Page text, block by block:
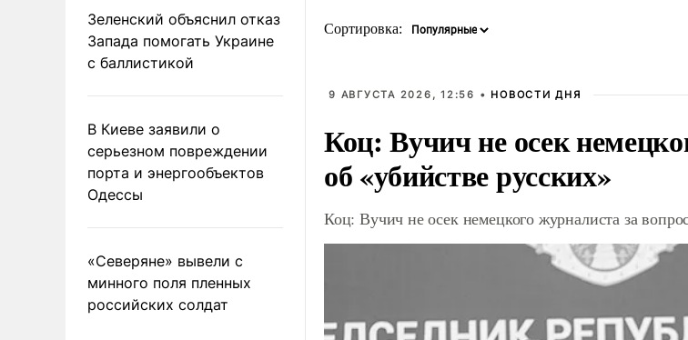
Зеленский объяснил отказ
Запада помогать Украине
с баллистикой
В Киеве заявили о
серьезном повреждении
порта и энергообъектов
Одессы
«Северяне» вывели с
минного поля пленных
российских солдат
Сортировка:
9 АВГУСТА 2026, 12:56 • НОВОСТИ ДНЯ
Коц: Вучич не осек
об «убийстве русских»
Коц: Вучич не осек немецкого журналиста за